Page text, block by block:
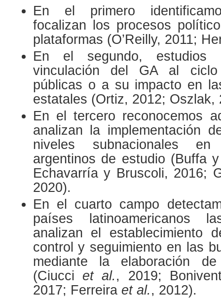
En el primero
focalizan los procesos
plataformas (O’Reilly, 2011;
En el segundo, estudios
vinculación del GA al
públicas o a su impacto en
estatales (Ortiz, 2012; Oszlak,
En el tercero reconocemos
analizan la implementación
niveles subnacionales
argentinos de estudio (Buffa
Echavarría y Bruscoli, 2016;
2020).
En el cuarto campo
países latinoamericanos
analizan el establecimiento
control y seguimiento en las
mediante la elaboración
(Ciucci et al., 2019;
2017; Ferreira et al., 2012).